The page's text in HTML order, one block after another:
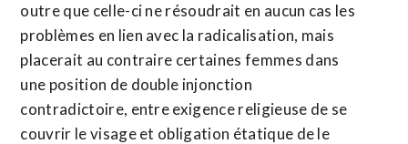
outre que celle-ci ne résoudrait en aucun cas les
problèmes en lien avec la radicalisation, mais
placerait au contraire certaines femmes dans
une position de double injonction
contradictoire, entre exigence religieuse de se
couvrir le visage et obligation étatique de le